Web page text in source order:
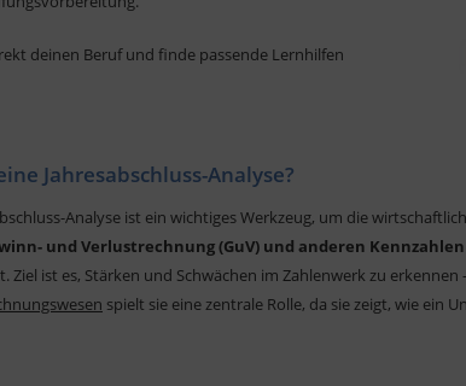
deinen Beruf und finde passende Lernhilfen
Jahresabschluss-Analyse?
Analyse ist ein wichtiges Werkzeug, um die
und Verlustrechnung (GuV) und anderen Kennzahlen
Ziel ist es, Stärken und Schwächen im Zahlenwerk zu
spielt sie eine zentrale Rolle, da sie zeigt, wie ein